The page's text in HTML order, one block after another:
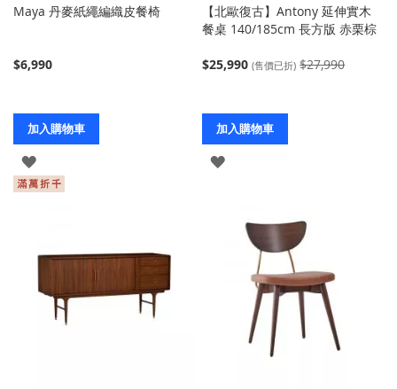
Maya 丹麥紙繩編織皮餐椅
$6,990
加入購物車
登
入
【北歐復古】Antony 延伸實木
餐桌 140/185cm 長方版 赤栗棕
$25,990 (售價已折) $27,990
加入購物車
登